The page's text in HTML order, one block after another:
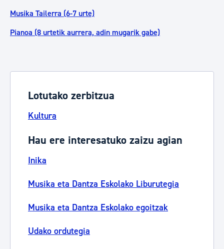
Musika Tailerra (6-7 urte)
Pianoa (8 urtetik aurrera, adin mugarik gabe)
Lotutako zerbitzua
Kultura
Hau ere interesatuko zaizu agian
Inika
Musika eta Dantza Eskolako Liburutegia
Musika eta Dantza Eskolako egoitzak
Udako ordutegia